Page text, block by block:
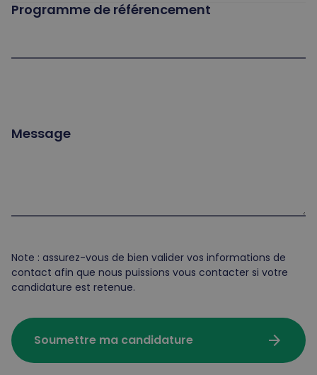
Programme de référencement
Message
Note : assurez-vous de bien valider vos informations de
contact afin que nous puissions vous contacter si votre
candidature est retenue.
Soumettre ma candidature arrow_forward